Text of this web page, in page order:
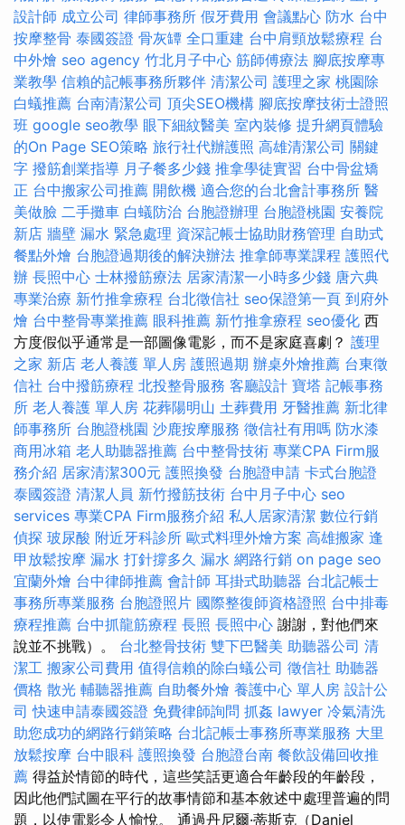
設計師 成立公司 律師事務所 假牙費用 會議點心 防水 台中
按摩整骨 泰國簽證 骨灰罈 全口重建 台中肩頸放鬆療程 台
中外燴 seo agency 竹北月子中心 筋師傅療法 腳底按摩專
業教學 信賴的記帳事務所夥伴 清潔公司 護理之家 桃園除
白蟻推薦 台南清潔公司 頂尖SEO機構 腳底按摩技術士證照
班 google seo教學 眼下細紋醫美 室內裝修 提升網頁體驗
的On Page SEO策略 旅行社代辦護照 高雄清潔公司 關鍵
字 撥筋創業指導 月子餐多少錢 推拿學徒實習 台中骨盆矯
正 台中搬家公司推薦 開飲機 適合您的台北會計事務所 醫
美做臉 二手攤車 白蟻防治 台胞證辦理 台胞證桃園 安養院
新店 牆壁 漏水 緊急處理 資深記帳士協助財務管理 自助式
餐點外燴 台胞證過期後的解決辦法 推拿師專業課程 護照代
辦 長照中心 士林撥筋療法 居家清潔一小時多少錢 唐六典
專業治療 新竹推拿療程 台北徵信社 seo保證第一頁 到府外
燴 台中整骨專業推薦 眼科推薦 新竹推拿療程 seo優化 西
方度假似乎通常是一部圖像電影，而不是家庭喜劇？ 護理
之家 新店 老人養護 單人房 護照過期 辦桌外燴推薦 台東徵
信社 台中撥筋療程 北投整骨服務 客廳設計 寶塔 記帳事務
所 老人養護 單人房 花葬陽明山 土葬費用 牙醫推薦 新北律
師事務所 台胞證桃園 沙鹿按摩服務 徵信社有用嗎 防水漆
商用冰箱 老人助聽器推薦 台中整骨技術 專業CPA Firm服
務介紹 居家清潔300元 護照換發 台胞證申請 卡式台胞證
泰國簽證 清潔人員 新竹撥筋技術 台中月子中心 seo
services 專業CPA Firm服務介紹 私人居家清潔 數位行銷
偵探 玻尿酸 附近牙科診所 歐式料理外燴方案 高雄搬家 逢
甲放鬆按摩 漏水 打針撐多久 漏水 網路行銷 on page seo
宜蘭外燴 台中律師推薦 會計師 耳掛式助聽器 台北記帳士
事務所專業服務 台胞證照片 國際整復師資格證照 台中排毒
療程推薦 台中抓龍筋療程 長照 長照中心 謝謝，對他們來
說並不挑戰）。 台北整骨技術 雙下巴醫美 助聽器公司 清
潔工 搬家公司費用 值得信賴的除白蟻公司 徵信社 助聽器
價格 散光 輔聽器推薦 自助餐外燴 養護中心 單人房 設計公
司 快速申請泰國簽證 免費律師詢問 抓姦 lawyer 冷氣清洗
助您成功的網路行銷策略 台北記帳士事務所專業服務 大里
放鬆按摩 台中眼科 護照換發 台胞證台南 餐飲設備回收推
薦 得益於情節的時代，這些笑話更適合年齡段的年齡段，
因此他們試圖在平行的故事情節和基本敘述中處理普遍的問
題，以使電影令人愉悅。 通過丹尼爾·蒂斯克（Daniel